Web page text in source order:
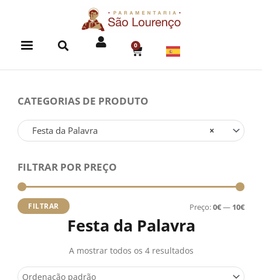
0
CART
CATEGORIAS DE PRODUTO
×
Festa da Palavra
FILTRAR POR PREÇO
FILTRAR Preço:0€— 10€
Festa da Palavra
A mostrar todos os 4 resultados